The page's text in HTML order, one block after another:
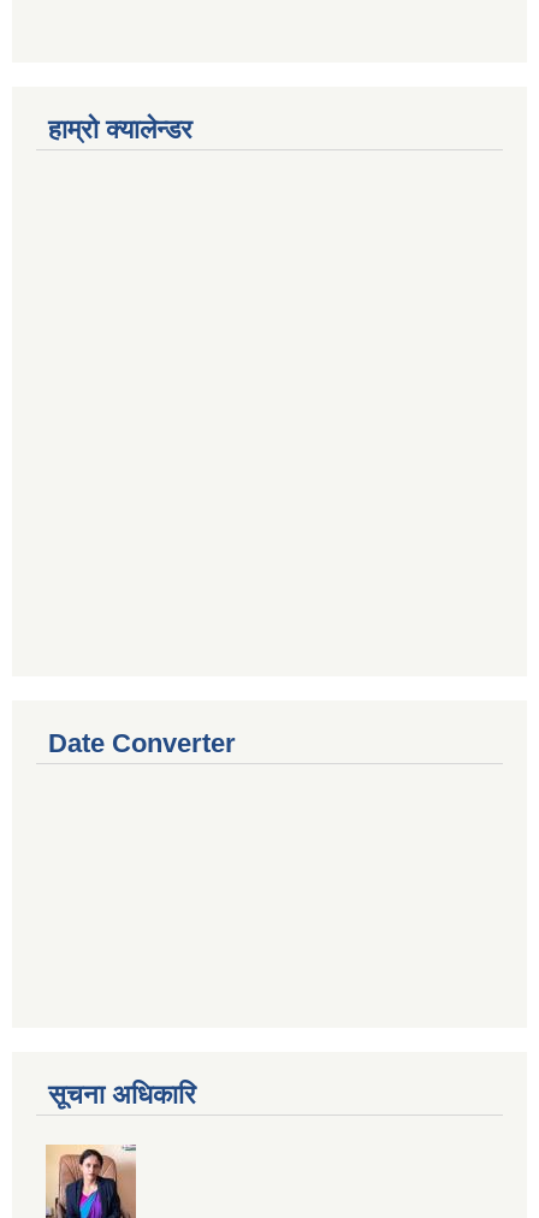
हाम्रो क्यालेन्डर
Date Converter
सूचना अधिकारि